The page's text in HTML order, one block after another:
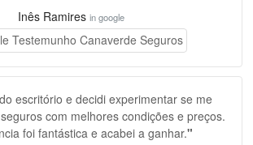
Inês Ramires in google
escritório e decidi experimentar se me
com melhores condições e preços.
foi fantástica e acabei a ganhar."